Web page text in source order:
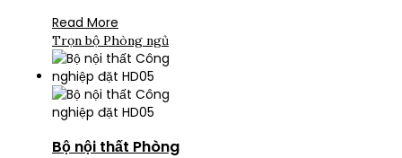
Read More
Trọn bộ Phòng ngủ
Bộ nội thất Phòng